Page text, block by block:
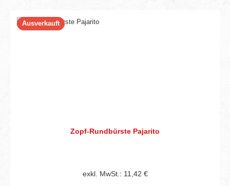
Ausverkauft
Zopf-Rundbürste Pajarito
exkl. MwSt.: 11,42 €